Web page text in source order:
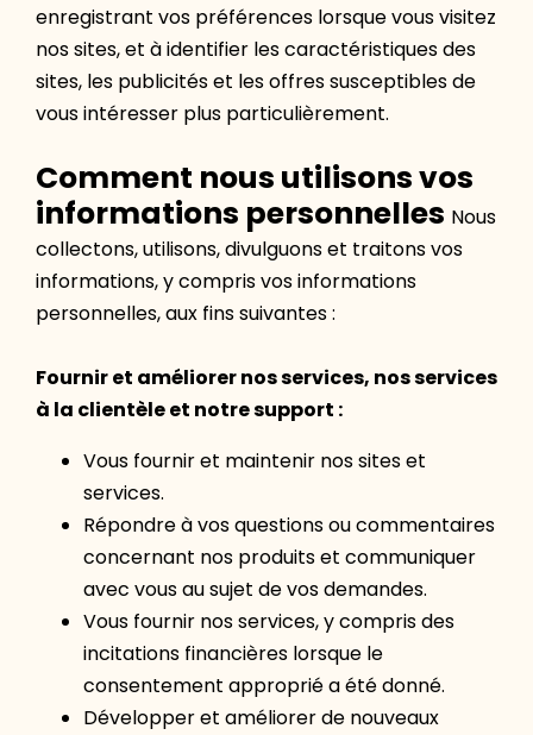
enregistrant vos préférences lorsque vous visitez
nos sites, et à identifier les caractéristiques des
sites, les publicités et les offres susceptibles de
vous intéresser plus particulièrement.
Comment nous utilisons vos
informations personnelles Nous
collectons, utilisons, divulguons et traitons vos
informations, y compris vos informations
personnelles, aux fins suivantes :
Fournir et améliorer nos services, nos services
à la clientèle et notre support :
Vous fournir et maintenir nos sites et
services.
Répondre à vos questions ou commentaires
concernant nos produits et communiquer
avec vous au sujet de vos demandes.
Vous fournir nos services, y compris des
incitations financières lorsque le
consentement approprié a été donné.
Développer et améliorer de nouveaux